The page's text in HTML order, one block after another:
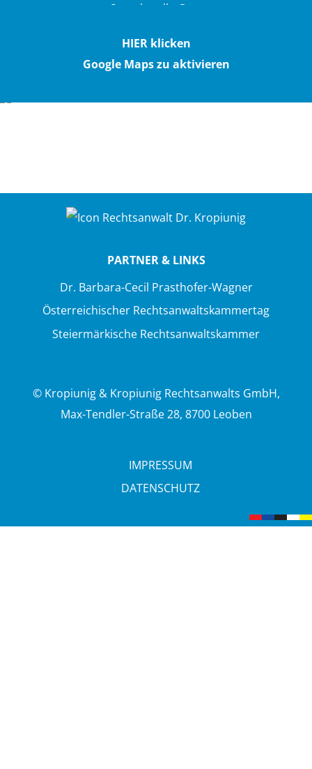
Sprechstelle Graz
8010 Graz - Austria
HIER klicken
Google Maps zu aktivieren
PARTNER & LINKS
Dr. Barbara-Cecil Prasthofer-Wagner
Österreichischer Rechtsanwaltskammertag
Steiermärkische Rechtsanwaltskammer
© Kropiunig & Kropiunig Rechtsanwalts GmbH,
Max-Tendler-Straße 28, 8700 Leoben
IMPRESSUM
DATENSCHUTZ